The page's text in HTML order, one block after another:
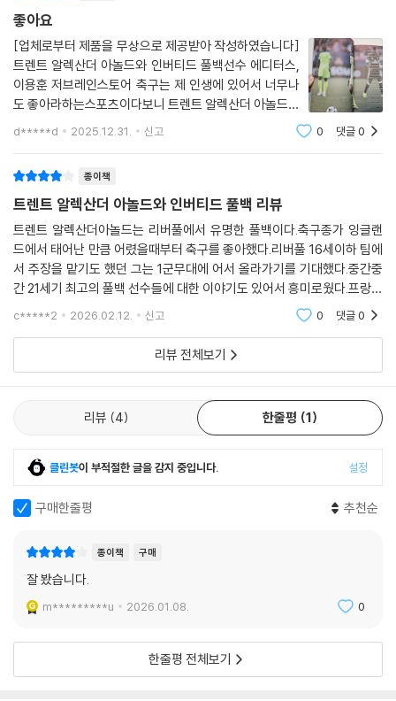
과르디올라 감독이 자신이 경험해 본 선수 중 최고의 축구 지능을 가졌다
고 칭찬한 필립 람, 압도적 스피드와 피지컬로 감독에게 다양한 선택지를
제공했던 카일 워커, 챔피언스리그 우승 6회라는 엄청난 기록을 세운 레알
마드리드의 카르바할, 마지막으로 풀백과 풀타임 미드필더 역할을 넘나드
는 주앙 칸셀루까지. 이들은 모두 21세기 축구에서 ‘풀백’이라는 포지션이
단순 수비수가 아니라 전술의 중심이 될 수 있음을 증명한 인물들이다.
구 지능, 넓은 시야, 정확한 패스, 강력한 슈팅 능력을 모두 갖춘 트렌트와
함께, 현대 축구에서 풀백이라는 포지션을 재정립한 뛰어난 10명의 선수
들을 이용훈 에디터의 인사이트를 통해 세밀하게 다루며, 풀백이라는 포지
션의 중요성과 그 역할에 대해 상세하게 소개하였다. 트렌트 알렉산더-아
놀드를 시작으로, 21세기에 활약한 레전드 풀백 10명의 선수와 함께 풀백
의 전술적 가치까지 한 권에 담은 이 책은 현대 축구를 더 깊이 이해하고 싶
은 독자에게 훌륭한 지침서가 될 것이다.
좋아요
[업체로부터 제품을 무상으로 제공받아 작성하였습니다]
트렌트 알렉산더 아놀드와 인버티드 풀백선수 에디터스,
이용훈 저브레인스토어 축구는 제 인생에 있어서 너무나
도 좋아라하는스포츠이다보니 트렌트 알렉산더 아놀드와
인버티드 풀백 / 브레인스토어도서를 소장하고 읽고 싶더
d*****d 2025.12.31. 신고 0 댓글0
종이책
트렌트 알렉산더 아놀드와 인버티드 풀백 리뷰
트렌트 알렉산더아놀드는 리버풀에서 유명한 풀백이다.축구종가 잉글랜
드에서 태어난 만큼 어렸을때부터 축구를 좋아했다.리버풀 16세이하 팀에
서 주장을 맡기도 했던 그는 1군무대에 어서 올라가기를 기대했다.중간중
간 21세기 최고의 풀백 선수들에 대한 이야기도 있어서 흥미로웠다.프랑스
의 리자라쥐는 바이에른 뮌헨의 많은 우승을 이끌었던 풀백이었다.브라질
c*****2 2026.02.12. 신고 0 댓글0
리뷰 전체보기
리뷰 4 한줄평 1
클린봇이 부적절한 글을 감지 중입니다. 설정
구매한줄평 추천순
종이책 구매
잘 봤습니다.
m*********u 2026.01.08. 0
한줄평 전체보기